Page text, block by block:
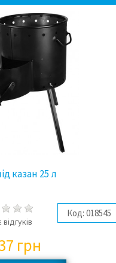
казан 25 л
Код: 018545
грн